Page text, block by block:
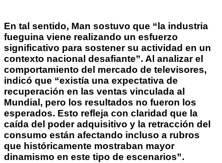
En tal sentido, Man sostuvo que “la industria
fueguina viene realizando un esfuerzo
significativo para sostener su actividad en un
contexto nacional desafiante”. Al analizar el
comportamiento del mercado de televisores,
indicó que “existía una expectativa de
recuperación en las ventas vinculada al
Mundial, pero los resultados no fueron los
esperados. Esto refleja con claridad que la
caída del poder adquisitivo y la retracción del
consumo están afectando incluso a rubros
que históricamente mostraban mayor
dinamismo en este tipo de escenarios”.